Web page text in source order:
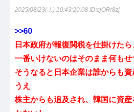
2025/08/23(土) 10:43:20.08 ID:cjORr8zj
>>60
日本政府が報復関税を仕掛けたら
一番いけないのはそのまま何もせ
そうなると日本企業は誰からも
うえ
株主からも追及され、韓国に資